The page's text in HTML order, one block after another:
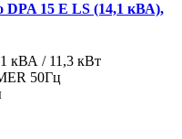
DPA 15 E LS (14,1 кВА),
кВА / 11,3 кВт
50Гц